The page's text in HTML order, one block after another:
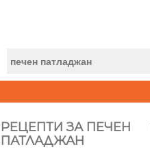
РЕЦЕПТИ ЗА ПЕЧЕН
ПАТЛАДЖАН